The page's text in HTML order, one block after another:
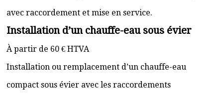
avec raccordement et mise en service.
Installation d’un chauffe-eau sous évier
À partir de 60 € HTVA
Installation ou remplacement d’un chauffe-eau
compact sous évier avec les raccordements